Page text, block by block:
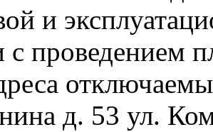
и
с проведением
д. 53 ул.